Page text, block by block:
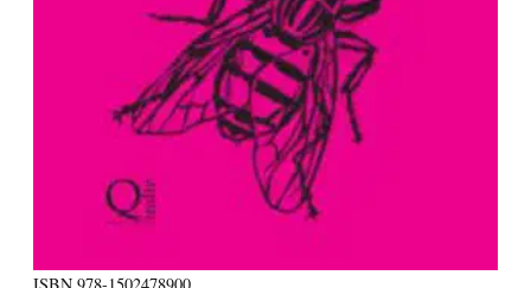
ISBN 978-1502478900